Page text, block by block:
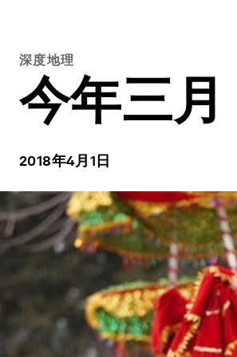
深度地理
今年三
2018年4月1日